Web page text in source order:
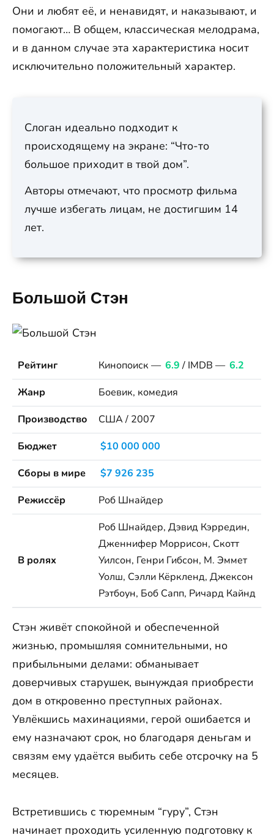
Они и любят её, и ненавидят, и наказывают, и
помогают… В общем, классическая мелодрама,
и в данном случае эта характеристика носит
исключительно положительный характер.
Слоган идеально подходит к
происходящему на экране: “Что-то
большое приходит в твой дом”.
Авторы отмечают, что просмотр фильма
лучше избегать лицам, не достигшим 14
лет.
Большой Стэн
Рейтинг Кинопоиск — 6.9 / IMDB — 6.2
Жанр
Боевик, комедия
Производство
США / 2007
Бюджет
$10 000 000
Сборы в мире
$7 926 235
Режиссёр
Роб Шнайдер
В ролях
Роб Шнайдер, Дэвид Кэрредин,
Дженнифер Моррисон, Скотт
Уилсон, Генри Гибсон, М. Эммет
Уолш, Сэлли Кёркленд, Джексон
Рэтбоун, Боб Сапп, Ричард Кайнд
Стэн живёт спокойной и обеспеченной
жизнью, промышляя сомнительными, но
прибыльными делами: обманывает
доверчивых старушек, вынуждая приобрести
дом в откровенно преступных районах.
Увлёкшись махинациями, герой ошибается и
ему назначают срок, но благодаря деньгам и
связям ему удаётся выбить себе отсрочку на 5
месяцев.
Встретившись с тюремным “гуру”, Стэн
начинает проходить усиленную подготовку к